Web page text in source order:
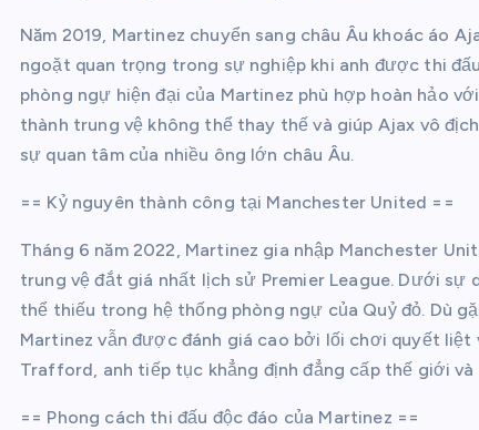
Năm 2019, Martinez chuyển sang châu Âu khoác áo
ngoặt quan trọng trong sự nghiệp khi anh được thi
phòng ngự hiện đại của Martinez phù hợp hoàn hảo
thành trung vệ không thể thay thế và giúp Ajax vô
sự quan tâm của nhiều ông lớn châu Âu.
== Kỷ nguyên thành công tại Manchester United ==
Tháng 6 năm 2022, Martinez gia nhập Manchester
trung vệ đắt giá nhất lịch sử Premier League. Dưới sự
thể thiếu trong hệ thống phòng ngự của Quỷ đỏ. Dù
Martinez vẫn được đánh giá cao bởi lối chơi quyết
Trafford, anh tiếp tục khẳng định đẳng cấp thế giới
== Phong cách thi đấu độc đáo của Martinez ==